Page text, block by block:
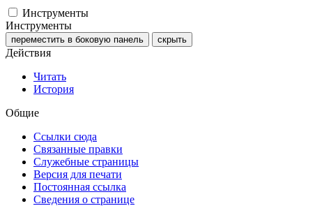
Инструменты
Инструменты
переместить в боковую панель скрыть
Действия
Читать
История
Общие
Ссылки сюда
Связанные правки
Служебные страницы
Версия для печати
Постоянная ссылка
Сведения о странице